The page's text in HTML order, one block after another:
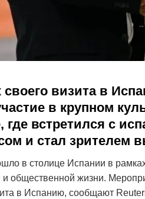
своего визита в
в крупном
где встретился с
и стал зрителем
в столице Испании в
и общественной жизни.
в Испанию, сообщают